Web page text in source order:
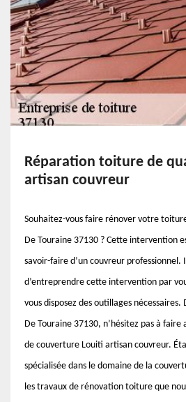
Réparation toiture de
artisan couvreur
Souhaitez-vous faire rénover votre
De Touraine 37130 ? Cette intervention
savoir-faire d’un couvreur
d’entreprendre cette intervention par
vous disposez des outillages nécessaires.
De Touraine 37130, n’hésitez pas à
de couverture Louiti artisan couvreur.
spécialisée dans le domaine de la
les travaux de rénovation toiture que